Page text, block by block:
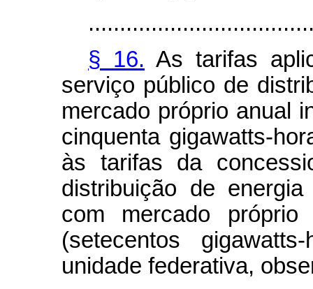
§ 16. As tarifas
serviço público de
mercado próprio anual
cinquenta gigawatts-
às tarifas da
distribuição de
com mercado
(setecentos
unidade federativa,